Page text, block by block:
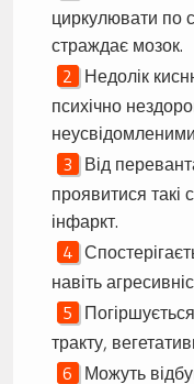
циркулювати по
страждає мозок.
Недолік
психічно
Від
проявитися такі
інфаркт.
навіть
тракту,
Можуть